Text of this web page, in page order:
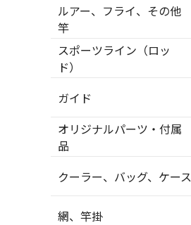
ルアー、フライ、その他
竿
スポーツライン（ロッ
ド）
ガイド
オリジナルパーツ・付属
品
クーラー、バッグ、ケース
網、竿掛